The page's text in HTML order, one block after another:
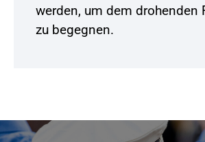
werden, um dem drohenden
zu begegnen.